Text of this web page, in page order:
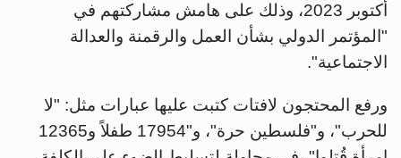
أكتوبر 2023، وذلك على هامش مشاركتهم في
"المؤتمر الدولي بشأن العمل والرقمنة والعدالة
الاجتماعية".
ورفع المحتجون لافتات كتبت عليها عبارات مثل: "لا
للحرب"، و"فلسطين حرة"، و"17954 طفلاً و12365